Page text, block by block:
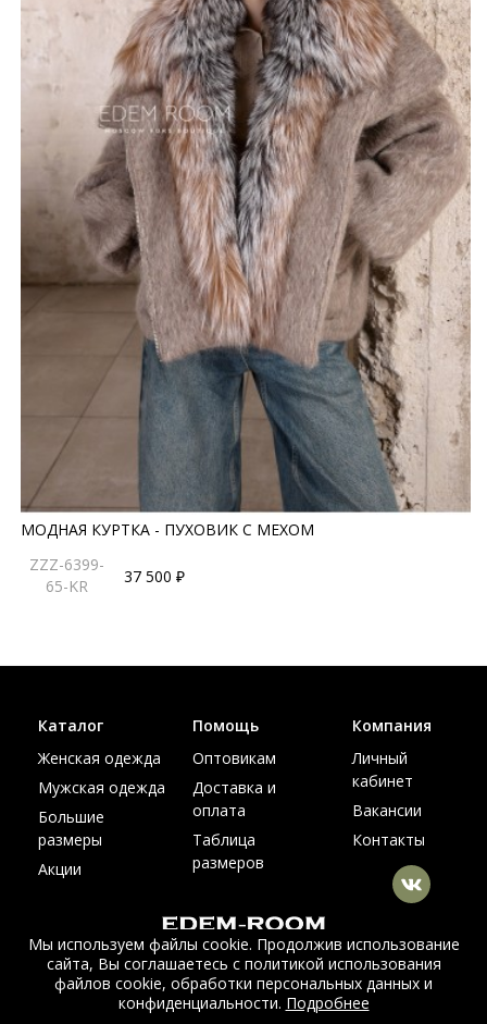
МОДНАЯ КУРТКА - ПУХОВИК С МЕХОМ
ZZZ-6399-
65-KR
37 500 ₽
© Интернет магазин верхней одежды из меха и кожи
EDEM-ROOM 2011-2026
Каталог
Женская одежда
Мужская одежда
Большие
размеры
Акции
Помощь
Оптовикам
Доставка и
оплата
Таблица
размеров
Компания
Личный
кабинет
Вакансии
Контакты
Мы используем файлы cookie. Продолжив использование
сайта, Вы соглашаетесь с политикой использования
файлов cookie, обработки персональных данных и
конфиденциальности. Подробнее